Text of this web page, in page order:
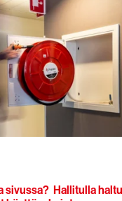
sivussa? Hallitulla